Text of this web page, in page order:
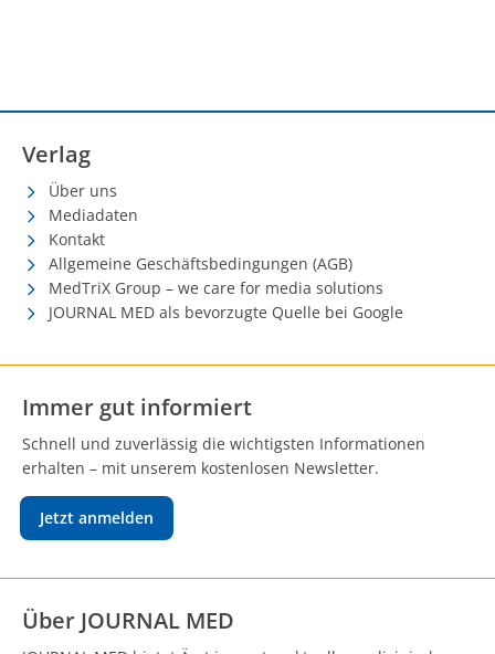
Verlag
Über uns
Mediadaten
Kontakt
Allgemeine Geschäftsbedingungen (AGB)
MedTriX Group – we care for media solutions
JOURNAL MED als bevorzugte Quelle bei Google
Immer gut informiert
Schnell und zuverlässig die wichtigsten Informationen
erhalten – mit unserem kostenlosen Newsletter.
Jetzt anmelden
Über JOURNAL MED